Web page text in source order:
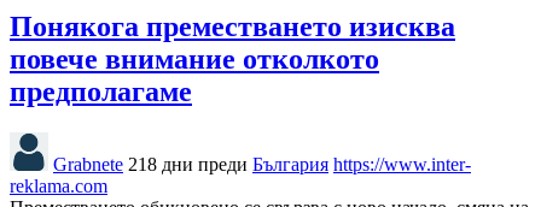
Понякога преместването изисква
повече внимание отколкото
предполагаме
Grabnete 218 дни преди България https://www.inter-
reklama.com